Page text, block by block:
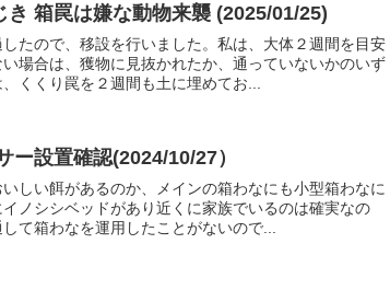
箱罠は嫌な動物来襲 (2025/01/25)
たので、移設を行いました。私は、大体２週間を目安
場合は、獲物に見抜かれたか、通っていないかのいず
くくり罠を２週間も土に埋めてお...
設置確認(2024/10/27）
しい餌があるのか、メインの箱わなにも小型箱わなに
ノシシベッドがあり近くに家族でいるのは確実なの
て箱わなを運用したことがないので...